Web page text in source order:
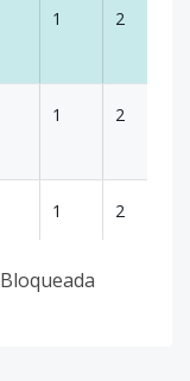
1 2
1 2
1 2
Bloqueada